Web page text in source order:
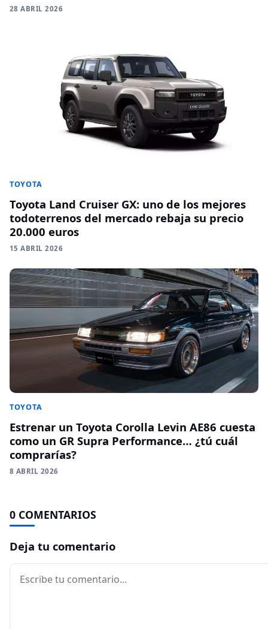
28 ABRIL 2026
TOYOTA
Toyota Land Cruiser GX: uno de los mejores
todoterrenos del mercado rebaja su precio
20.000 euros
15 ABRIL 2026
TOYOTA
Estrenar un Toyota Corolla Levin AE86 cuesta
como un GR Supra Performance… ¿tú cuál
comprarías?
8 ABRIL 2026
0 COMENTARIOS
Deja tu comentario
Comentario